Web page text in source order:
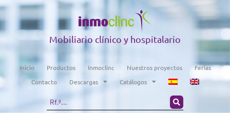
Mobiliario clínico y hospitalario
Inicio Productos Inmoclinc Nuestros proyectos
Ferias
Contacto
Descargas Catálogos